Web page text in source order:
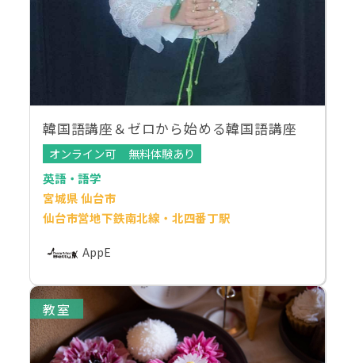
韓国語講座＆ゼロから始める韓国語講座
オンライン可
無料体験あり
英語・語学
宮城県 仙台市
仙台市営地下鉄南北線・北四番丁駅
AppE
教室